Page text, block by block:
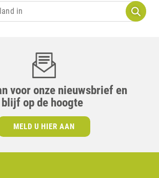
voor onze nieuwsbrief en
blijf op de hoogte
MELD U HIER AAN